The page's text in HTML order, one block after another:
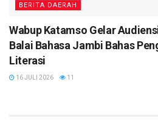
BERITA DAERAH
Wabup Katamso Gelar
Balai Bahasa Jambi Bahas
Literasi
16 JULI 2026 11